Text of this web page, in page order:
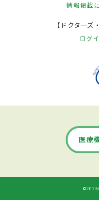
情報掲載
【ドクターズ
ログ
医療